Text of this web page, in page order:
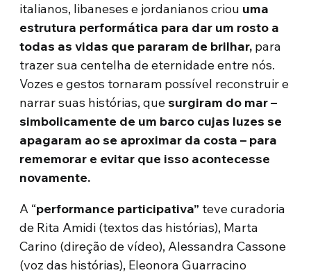
italianos, libaneses e jordanianos criou uma
estrutura performática para dar um rosto a
todas as vidas que pararam de brilhar, para
trazer sua centelha de eternidade entre nós.
Vozes e gestos tornaram possível reconstruir e
narrar suas histórias, quesurgiram do mar –
simbolicamente de um barco cujas luzes se
apagaram ao se aproximar da costa – para
rememorar e evitar que isso acontecesse
novamente.
A “performance participativa” teve curadoria
de Rita Amidi (textos das histórias), Marta
Carino (direção de vídeo), Alessandra Cassone
(voz das histórias), Eleonora Guarracino